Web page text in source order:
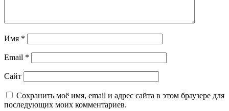
Имя *
Email *
Сайт
Сохранить моё имя, email и адрес сайта в этом браузере для
последующих моих комментариев.